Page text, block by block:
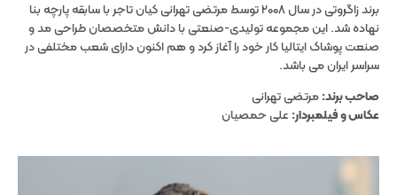
برند زاگروتی در سال ۲۰۰۸ توسط مرتضی تهرانی کیان تاجر با سابقه پارچه بنا
نهاده شد. این مجموعه تولیدی-صنعتی با دانش متخصصان طراحی مد و
صنعت پوشاک ایتالیا کار خود را آغاز کرد و هم اکنون دارای شعب مختلفی در
سراسر ایران می باشد.
صاحب برند:مرتضی تهرانی
عکاس و فیلمبردار: علی حمصیان